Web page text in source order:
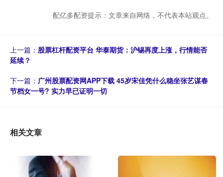
配亿多配资提示：文章来自网络，不代表本站观点。
上一篇： 股票杠杆配资平台 华泰期货：沪锡再度上涨，行情能否
延续？
下一篇： 广州股票配资网APP下载 45岁宋佳凭什么稳坐张艺谋春
节档女一号? 实力早已证明一切
相关文章